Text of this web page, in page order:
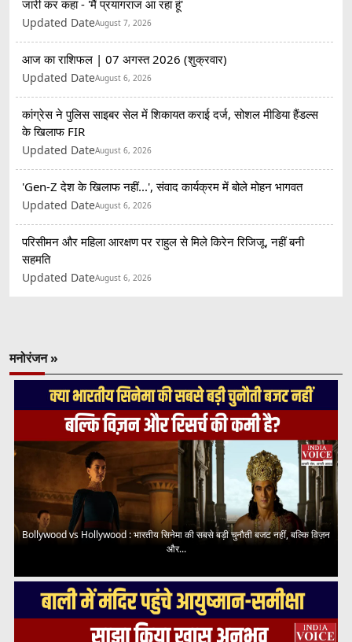
जारी कर कहा - 'मैं प्रयागराज आ रहा हूं'
Updated DateAugust 7, 2026
आज का राशिफल | 07 अगस्त 2026 (शुक्रवार)
Updated DateAugust 6, 2026
कांग्रेस ने पुलिस साइबर सेल में शिकायत कराई दर्ज, सोशल मीडिया हैंडल्स
के खिलाफ FIR
Updated DateAugust 6, 2026
'Gen-Z देश के खिलाफ नहीं...', संवाद कार्यक्रम में बोले मोहन भागवत
Updated DateAugust 6, 2026
परिसीमन और महिला आरक्षण पर राहुल से मिले किरेन रिजिजू, नहीं बनी
सहमति
Updated DateAugust 6, 2026
मनोरंजन »
Bollywood vs Hollywood : भारतीय सिनेमा की सबसे बड़ी चुनौती बजट नहीं, बल्कि विज़न
और...